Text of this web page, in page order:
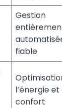
Gestion
entièrement
automatisée
fiable
Optimisation
l’énergie et du
confort